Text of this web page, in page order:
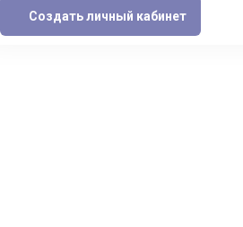
Создать личный кабинет